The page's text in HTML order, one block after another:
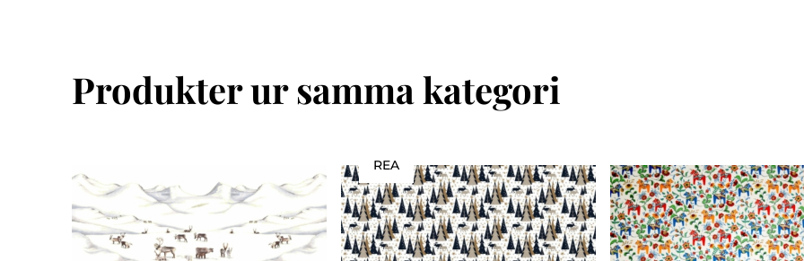
Produkter ur samma kategori
REA